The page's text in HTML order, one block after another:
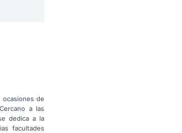
de
a las
dedica a la
facultades